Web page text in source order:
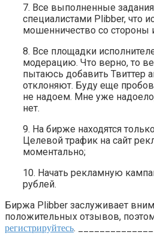
7. Все выполненные
специалистами Plibber, что
мошенничество со стороны
8. Все площадки
модерацию. Что верно, то
пытаюсь добавить Твиттер
отклоняют. Буду еще
не надоем. Мне уже
нет.
9. На бирже находятся
Целевой трафик на сайт
моментально;
10. Начать рекламную
рублей.
Биржа Plibber заслуживает
положительных отзывов,
регистрируйтесь.